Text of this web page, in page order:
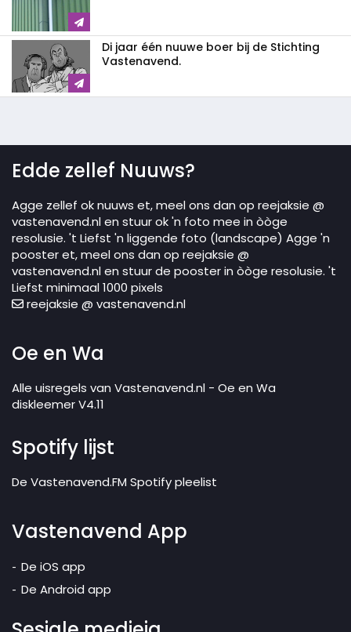
Di jaar één nuuwe boer bij de Stichting
Vastenavend.
Edde zellef Nuuws?
Agge zellef ok nuuws et, meel ons dan op reejaksie @
vastenavend.nl en stuur ok 'n foto mee in òòge
resolusie. 't Liefst 'n liggende foto (landscape) Agge 'n
pooster et, meel ons dan op reejaksie @
vastenavend.nl en stuur de pooster in òòge resolusie. 't
Liefst minimaal 1000 pixels
reejaksie @ vastenavend.nl
Oe en Wa
Alle uisregels van Vastenavend.nl - Oe en Wa
diskleemer V4.11
Spotify lijst
De Vastenavend.FM Spotify pleelist
Vastenavend App
De iOS app
De Android app